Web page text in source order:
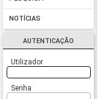
NOTÍCIAS
AUTENTICAÇÃO
Utilizador
Senha